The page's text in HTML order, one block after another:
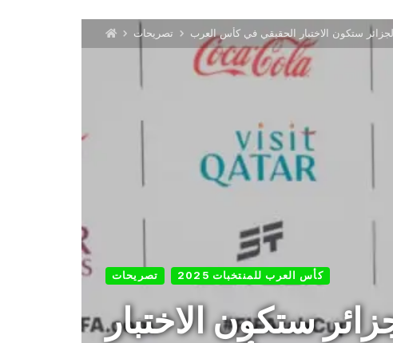
تصريحات
تصريحات كأس العرب للمنتخبات 2025
ستكون الاختبار